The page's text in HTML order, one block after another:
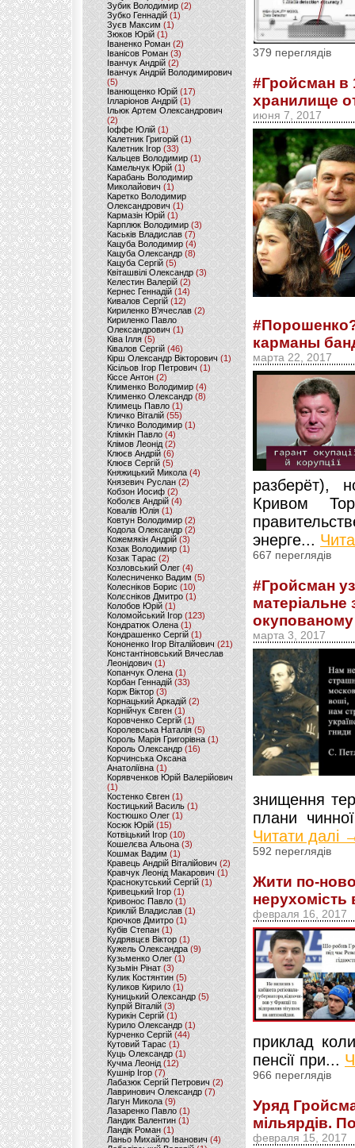
Зубик Володимир (2)
Зубко Геннадій (1)
Зуєв Максим(1)
Зюков Юрій (1)
Іваненко Роман (2)
Іванісов Роман (3)
Іванчук Андрій(2)
Іванчук Андрій Володимирович
(5)
Іванющенко Юрій (17)
Ілларіонов Андрій (1)
Ільюк Артем Олександрович
(2)
Іоффе Юлій (1)
Калетник Григорій(1)
Калетник Ігор (33)
Кальцев Володимир(1)
Камельчук Юрій (1)
Карабань Володимир
Миколайович (1)
Каретко Володимир
Олександрович (1)
Кармазін Юрій(1)
Карплюк Володимир(3)
Каськів Владислав (7)
Кацуба Володимир (4)
Кацуба Олександр (8)
Кацуба Сергій (5)
Квіташвілі Олександр(3)
Келестин Валерій(2)
Кернес Геннадій (14)
Кивалов Сергій (12)
Кириленко В’ячеслав (2)
Кириленко Павло
Олександрович (1)
Ківа Ілля (5)
Ківалов Сергій(46)
Кірш Олександр Вікторович (1)
Кісільов Ігор Петрович (1)
Кіссе Антон (2)
Клименко Володимир(4)
Клименко Олександр (8)
Климець Павло (1)
Кличко Віталій(55)
Кличко Володимир (1)
Клімкін Павло (4)
Клімов Леонід(2)
Клюєв Андрій(6)
Клюєв Сергій (5)
Княжицький Микола(4)
Князевич Руслан (2)
Кобзон Иосиф(2)
Коболєв Андрій (4)
Ковалів Юлія(1)
Ковтун Володимир (2)
Кодола Олександр (2)
Кожемякін Андрій (3)
Козак Володимир (1)
Козак Тарас (2)
Козловський Олег(4)
Колесниченко Вадим (5)
Колесніков Борис (10)
Колєсніков Дмитро (1)
Колобов Юрій (1)
Коломойський Ігор (123)
Кондратюк Олена(1)
Кондрашенко Сергій (1)
Кононенко Ігор Віталійович (21)
Константіновський Вячеслав
Леонідович (1)
Копанчук Олена (1)
Корбан Геннадій (33)
Корж Віктор (3)
Корнацький Аркадій (2)
Корнійчук Євген (1)
Коровченко Сергій (1)
Королевська Наталія(5)
Король Марія Григорівна (1)
Король Олександр (16)
Корчинська Оксана
Анатоліївна (1)
Корявченков Юрій Валерійович
(1)
Костенко Євген (1)
Костицький Василь (1)
Костюшко Олег (1)
Косюк Юрій (15)
Котвіцький Ігор (10)
Кошелєва Альона(3)
Кошмак Вадим (1)
Кравець Андрій Віталійович (2)
Кравчук Леонід Макарович (1)
Краснокутський Сергій (1)
Кривецький Ігор (1)
Кривонос Павло (1)
Криклій Владислав (1)
Крючков Дмитро(1)
Кубів Степан(1)
Кудрявцєв Віктор (1)
Кужель Олександра (9)
Кузьменко Олег (1)
Кузьмін Рінат(3)
Кулик Костянтин(5)
Куликов Кирило (1)
Куницький Олександр (5)
Купрій Віталій (3)
Курикін Сергій(1)
Курило Олександр (1)
Курченко Сергій (44)
Кутовий Тарас (1)
Куць Олександр (1)
Кучма Леонід (12)
Кушнір Ігор(7)
Лабазюк Сергій Петрович (2)
Лавринович Олександр(7)
Лагун Микола(9)
Лазаренко Павло (1)
Ландик Валентин (1)
Ландік Роман (1)
Ланьо Михайло Іванович(4)
379 переглядів
#Гройсман в
хранилище
июня 7, 2017
карманы
марта 22, 2017
разберёт),
Кривом
энерге...
667 переглядів
#Гройсман
окупованому
марта 3, 2017
знищення
плани
Читати далі
592 переглядів
Жити по-
нерухомість
февраля 16, 2017
приклад
пенсії при...
966 переглядів
Уряд
мільярдів.
февраля 15, 2017